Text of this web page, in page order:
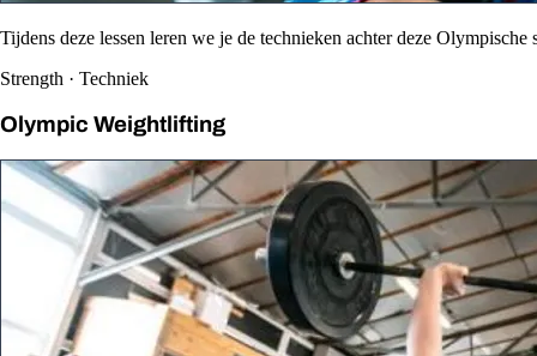
Tijdens deze lessen leren we je de technieken achter deze Olympische
Strength · Techniek
Olympic Weightlifting